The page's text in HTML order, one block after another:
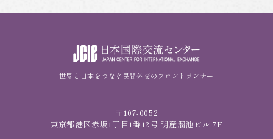
世界と日本をつなぐ民間外交のフロントランナー
〒107-0052
東京都港区赤坂1丁目1番12号 明産溜池ビル 7F